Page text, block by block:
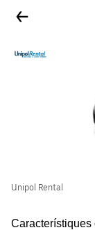
Unipol Rental
Característiques